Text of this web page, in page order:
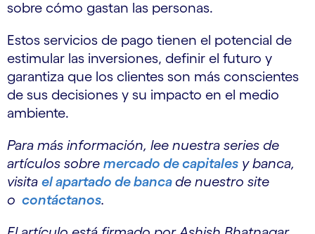
sobre cómo gastan las personas.
Estos servicios de pago tienen el potencial de
estimular las inversiones, definir el futuro y
garantiza que los clientes son más conscientes
de sus decisiones y su impacto en el medio
ambiente.
Para más información, lee nuestra series de
artículos sobre mercado de capitales y banca,
visita el apartado de bancade nuestro site
o contáctanos.